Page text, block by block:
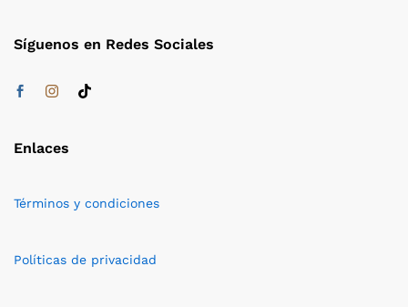
Síguenos en Redes Sociales
Enlaces
Términos y condiciones
Políticas de privacidad